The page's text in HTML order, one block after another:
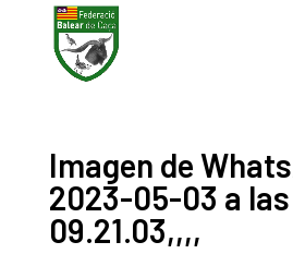
Imagen de
2023-05-03 a las
09.21.03,,,,